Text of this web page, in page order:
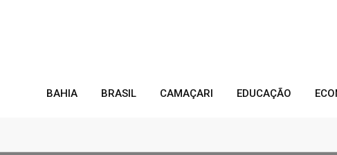
BAHIA BRASIL CAMAÇARI EDUCAÇÃO